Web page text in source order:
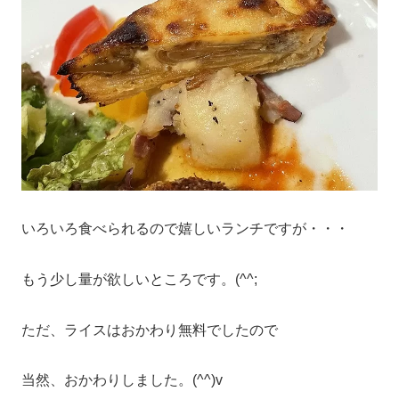
いろいろ食べられるので嬉しいランチですが・・・
もう少し量が欲しいところです。(^^;
ただ、ライスはおかわり無料でしたので
当然、おかわりしました。(^^)v